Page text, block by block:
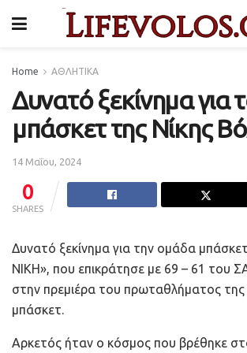
Home ΑΘΛΗΤΙΚΑ
Δυνατό ξεκίνημα για
μπάσκετ της Νίκης
14 Μαΐου, 2024
0
SHARES
Δυνατό ξεκίνημα για την ομάδα
ΝΙΚΗ», που επικράτησε με 69 – 61 του
στην πρεμιέρα του πρωταθλήματος της
μπάσκετ.
Αρκετός ήταν ο κόσμος που βρέθηκε